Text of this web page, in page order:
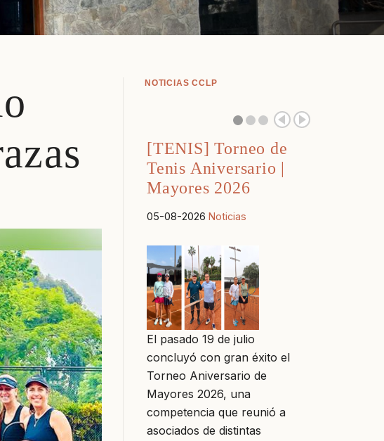
NOTICIAS CCLP
[TENIS] Torneo de
Tenis Aniversario |
Mayores 2026
05-08-2026 Noticias
El pasado 19 de julio
concluyó con gran éxito el
Torneo Aniversario de
Mayores 2026, una
competencia que reunió a
asociados de distintas